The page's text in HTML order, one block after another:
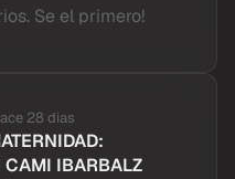
Se el primero!
28 dias
CAMI IBARBALZ